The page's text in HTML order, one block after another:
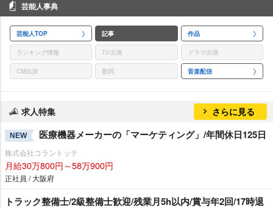
芸能人事典
芸能人TOP 記事 作品
ランキング情報 TV出演 ドラマ出演
CM出演 歌詞 音楽配信
求人特集 さらに見る
NEW 医療機器メーカーの「マーケティング」/年間休日125日
株式会社コラントッテ
月給30万800円～58万900円
正社員 / 大阪府
トラック整備士/2級整備士歓迎/残業月5h以内/賞与年2回/17時退